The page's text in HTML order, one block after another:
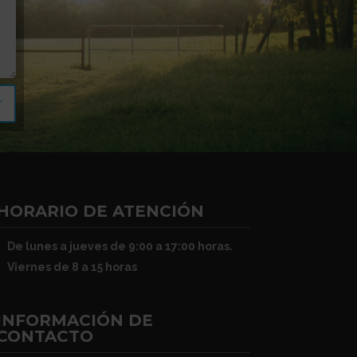
DE ATENCIÓN
De lunes a jueves de 9:00 a 17:00 horas.
Viernes de 8 a 15 horas
DE